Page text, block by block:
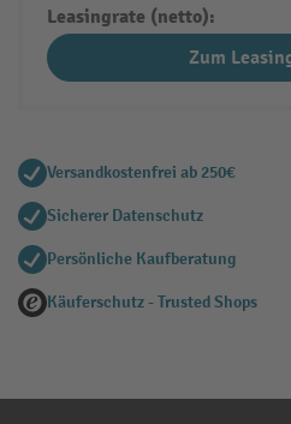
Leasingrate (netto):
Zum
Versandkostenfrei ab 250€
Sicherer Datenschutz
Persönliche Kaufberatung
Käuferschutz - Trusted Shops